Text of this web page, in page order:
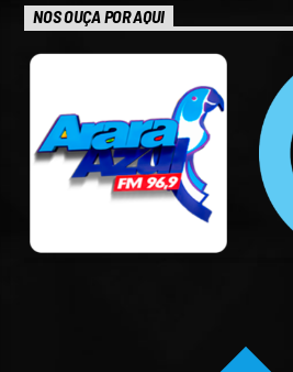
NOS OUÇA POR AQUI